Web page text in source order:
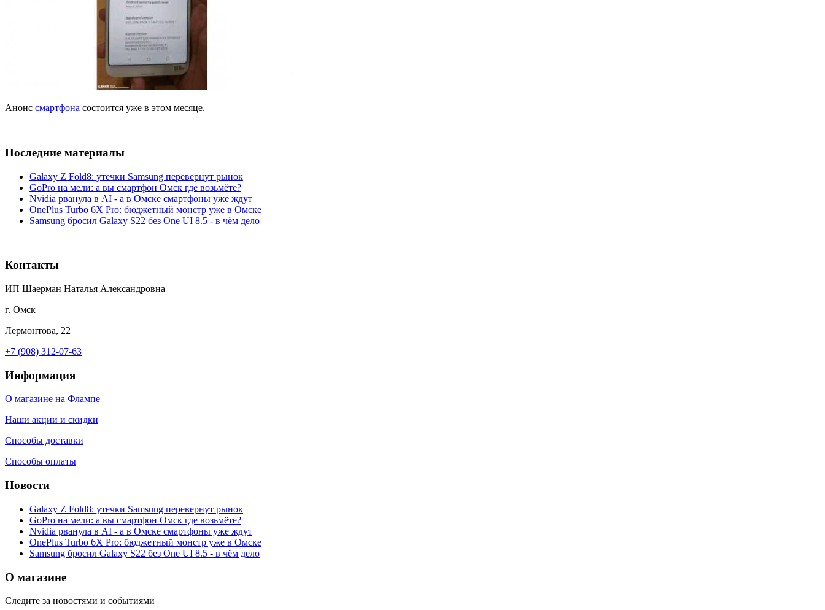
Анонс смартфона состоится уже в этом месяце.
Последние материалы
Galaxy Z Fold8: утечки Samsung перевернут рынок
GoPro на мели: а вы смартфон Омск где возьмёте?
Nvidia рванула в AI - а в Омске смартфоны уже ждут
OnePlus Turbo 6X Pro: бюджетный монстр уже в Омске
Samsung бросил Galaxy S22 без One UI 8.5 - в чём дело
Контакты
ИП Шаерман Наталья Александровна
г. Омск
Лермонтова, 22
+7 (908) 312-07-63
Информация
О магазине на Флампе
Наши акции и скидки
Способы доставки
Способы оплаты
Новости
Galaxy Z Fold8: утечки Samsung перевернут рынок
GoPro на мели: а вы смартфон Омск где возьмёте?
Nvidia рванула в AI - а в Омске смартфоны уже ждут
OnePlus Turbo 6X Pro: бюджетный монстр уже в Омске
Samsung бросил Galaxy S22 без One UI 8.5 - в чём дело
О магазине
Следите за новостями и событиями